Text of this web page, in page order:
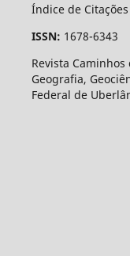
Índice de
ISSN: 1678-6343
Revista
Geografia,
Federal de